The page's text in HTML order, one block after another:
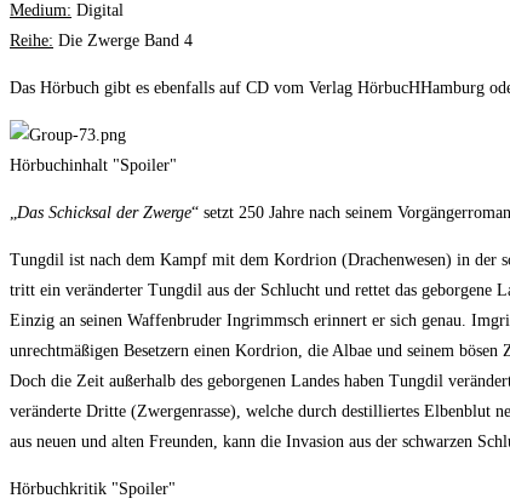
Medium: Digital
Reihe: Die Zwerge Band 4
Das Hörbuch gibt es ebenfalls auf CD vom Verlag HörbucHHamburg
Hörbuchinhalt "Spoiler"
„Das Schicksal der Zwerge“ setzt 250 Jahre nach seinem
Tungdil ist nach dem Kampf mit dem Kordrion (Drachenwesen) in der
tritt ein veränderter Tungdil aus der Schlucht und rettet das geborgene
Einzig an seinen Waffenbruder Ingrimmsch erinnert er sich genau.
unrechtmäßigen Besetzern einen Kordrion, die Albae und seinem
Doch die Zeit außerhalb des geborgenen Landes haben Tungdil
veränderte Dritte (Zwergenrasse), welche durch destilliertes Elbenblut
aus neuen und alten Freunden, kann die Invasion aus der schwarzen
Hörbuchkritik "Spoiler"